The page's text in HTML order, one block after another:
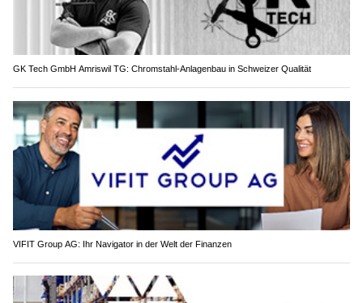
GK Tech GmbH Amriswil TG: Chromstahl-Anlagenbau in Schweizer Qualität
VIFIT Group AG: Ihr Navigator in der Welt der Finanzen